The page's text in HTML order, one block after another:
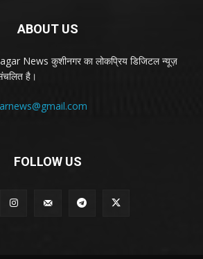
ABOUT US
News कुशीनगर का लोकप्रिय डिजिटल न्यूज़
है।
FOLLOW US